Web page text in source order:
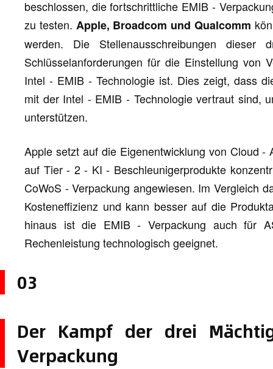
beschlossen, die fortschrittliche EMIB -
zu testen. Apple, Broadcom und Qualcomm
werden. Die Stellenausschreibungen
Schlüsselanforderungen für die Einstellung von
Intel - EMIB - Technologie ist. Dies zeigt, dass
mit der Intel - EMIB - Technologie vertraut sind,
unterstützen.
Apple setzt auf die Eigenentwicklung von Cloud
auf Tier - 2 - KI - Beschleunigerprodukte
CoWoS - Verpackung angewiesen. Im Vergleich
Kosteneffizienz und kann besser auf die
hinaus ist die EMIB - Verpackung auch für
Rechenleistung technologisch geeignet.
03
Der Kampf der drei
Verpackung